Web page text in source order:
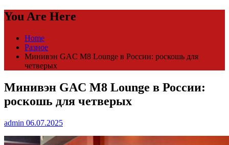
You Are Here
Home
Разное
Минивэн GAC M8 Lounge в России: роскошь для
четверых
Минивэн GAC M8 Lounge в России:
роскошь для четверых
admin 06.07.2025